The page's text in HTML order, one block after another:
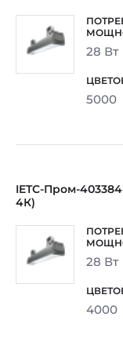
28 Вт
5000
IETC-Пром-
4К)
28 Вт
4000